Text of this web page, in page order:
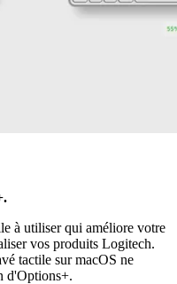
à utiliser qui améliore votre
vos produits Logitech.
tactile sur macOS ne
d'Options+.